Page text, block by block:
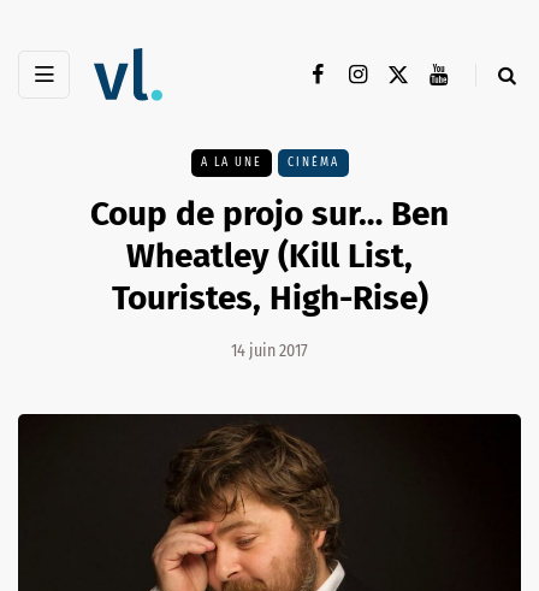
A LA UNE CINÉMA
Coup de projo sur… Ben
Wheatley (Kill List,
Touristes, High-Rise)
14 juin 2017